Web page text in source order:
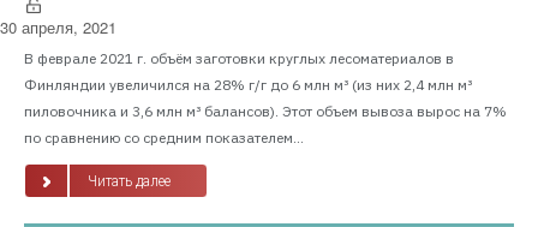
30 апреля, 2021
В феврале 2021 г. объём заготовки круглых лесоматериалов в
Финляндии увеличился на 28% г/г до 6 млн м³ (из них 2,4 млн м³
пиловочника и 3,6 млн м³ балансов). Этот объем вывоза вырос на 7%
по сравнению со средним показателем...
Читать далее